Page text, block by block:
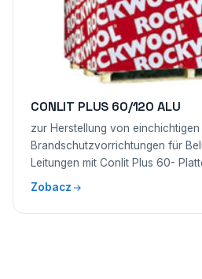
CONLIT PLUS 60/120 ALU
zur Herstellung von einchichtigen
Brandschutzvorrichtungen für
Leitungen mit Conlit Plus 60-
Zobacz